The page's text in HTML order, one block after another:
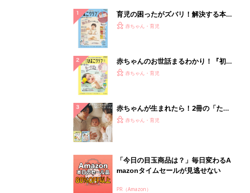
育児の困ったがズバリ！解決する本
『ひよこクラブ 秋号』 4カ月～2才
赤ちゃん・育児
赤ちゃんのお世話まるわかり！『初め
てのひよこクラブ 夏号』〈巻頭大特
赤ちゃん・育児
赤ちゃんが生まれたら！2冊の「たま
ひよ」
赤ちゃん・育児
「今日の目玉商品は？」毎日変わるA
mazonタイムセールが見逃せない
PR（Amazon）